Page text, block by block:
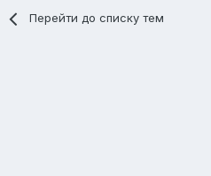
Перейти до списку тем